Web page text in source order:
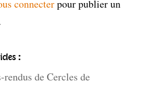
connecterpour publier un
:
de Cercles de